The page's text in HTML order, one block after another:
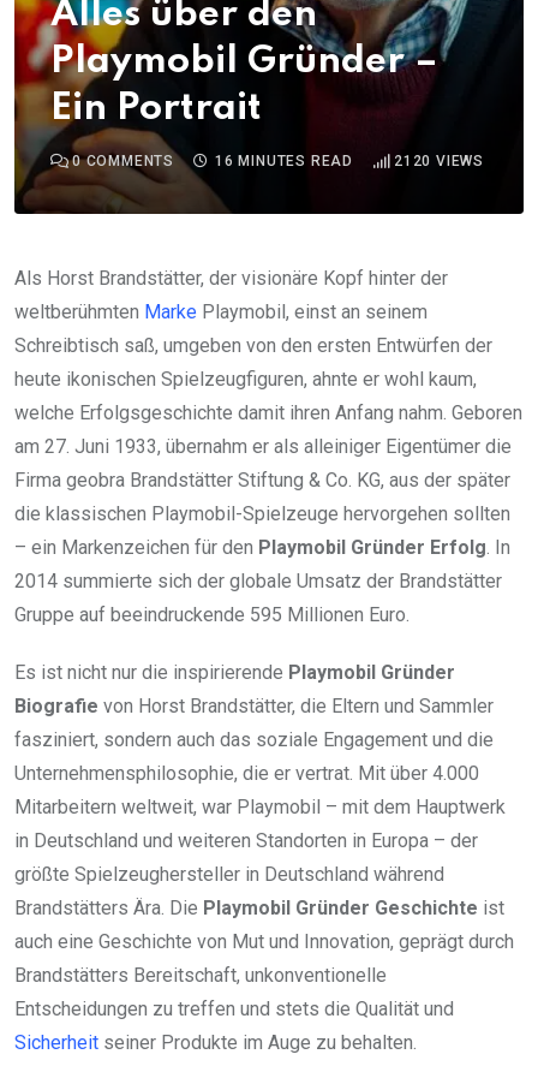
Alles über den
Playmobil Gründer –
Ein Portrait
0COMMENTS 16 MINUTES READ 2120 VIEWS
Als Horst Brandstätter, der visionäre Kopf hinter der
weltberühmten Marke Playmobil, einst an seinem
Schreibtisch saß, umgeben von den ersten Entwürfen der
heute ikonischen Spielzeugfiguren, ahnte er wohl kaum,
welche Erfolgsgeschichte damit ihren Anfang nahm. Geboren
am 27. Juni 1933, übernahm er als alleiniger Eigentümer die
Firma geobra Brandstätter Stiftung & Co. KG, aus der später
die klassischen Playmobil-Spielzeuge hervorgehen sollten
– ein Markenzeichen für den Playmobil Gründer Erfolg. In
2014 summierte sich der globale Umsatz der Brandstätter
Gruppe auf beeindruckende 595 Millionen Euro.
Es ist nicht nur die inspirierende Playmobil Gründer
Biografie von Horst Brandstätter, die Eltern und Sammler
fasziniert, sondern auch das soziale Engagement und die
Unternehmensphilosophie, die er vertrat. Mit über 4.000
Mitarbeitern weltweit, war Playmobil – mit dem Hauptwerk
in Deutschland und weiteren Standorten in Europa – der
größte Spielzeughersteller in Deutschland während
Brandstätters Ära. Die Playmobil Gründer Geschichte ist
auch eine Geschichte von Mut und Innovation, geprägt durch
Brandstätters Bereitschaft, unkonventionelle
Entscheidungen zu treffen und stets die Qualität und
Sicherheit seiner Produkte im Auge zu behalten.